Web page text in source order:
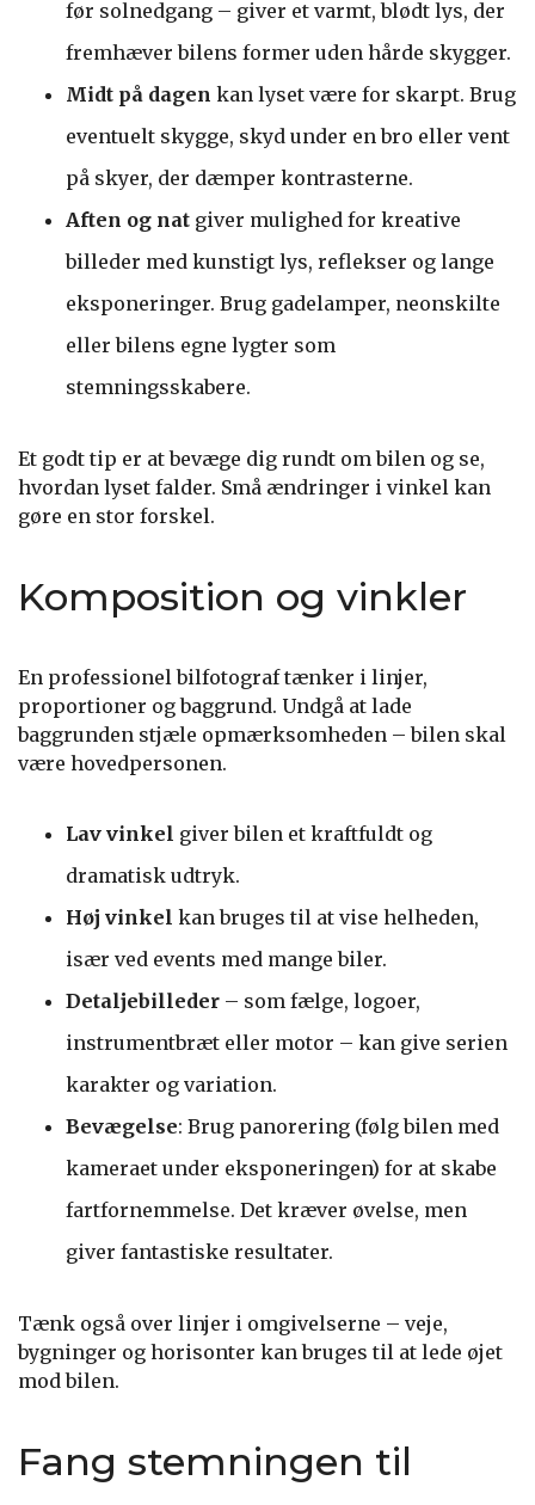
før solnedgang – giver et varmt, blødt lys, der
fremhæver bilens former uden hårde skygger.
Midt på dagen kan lyset være for skarpt. Brug
eventuelt skygge, skyd under en bro eller vent
på skyer, der dæmper kontrasterne.
Aften og nat giver mulighed for kreative
billeder med kunstigt lys, reflekser og lange
eksponeringer. Brug gadelamper, neonskilte
eller bilens egne lygter som
stemningsskabere.
Et godt tip er at bevæge dig rundt om bilen og se,
hvordan lyset falder. Små ændringer i vinkel kan
gøre en stor forskel.
Komposition og vinkler
En professionel bilfotograf tænker i linjer,
proportioner og baggrund. Undgå at lade
baggrunden stjæle opmærksomheden – bilen skal
være hovedpersonen.
Lav vinkel giver bilen et kraftfuldt og
dramatisk udtryk.
Høj vinkel kan bruges til at vise helheden,
især ved events med mange biler.
Detaljebilleder – som fælge, logoer,
instrumentbræt eller motor – kan give serien
karakter og variation.
Bevægelse: Brug panorering (følg bilen med
kameraet under eksponeringen) for at skabe
fartfornemmelse. Det kræver øvelse, men
giver fantastiske resultater.
Tænk også over linjer i omgivelserne – veje,
bygninger og horisonter kan bruges til at lede øjet
mod bilen.
Fang stemningen til